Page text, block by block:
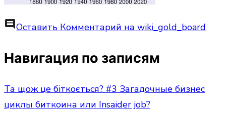
commentОставить Комментарий на wiki_gold_board
Навигация по записям
Та щож це бiткоється? #3 Загадочные бизнес
циклы биткоина или Insaider job?